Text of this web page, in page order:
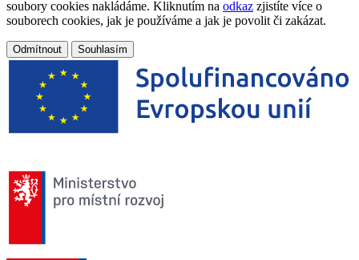
soubory cookies nakládáme. Kliknutím na odkaz zjistíte více o
souborech cookies, jak je používáme a jak je povolit či zakázat.
Odmítnout Souhlasím